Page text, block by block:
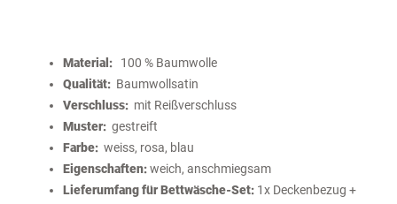
Material: 100 % Baumwolle
Qualität: Baumwollsatin
Verschluss: mit Reißverschluss
Muster: gestreift
Farbe: weiss, rosa, blau
Eigenschaften:weich, anschmiegsam
Lieferumfang für Bettwäsche-Set: 1x Deckenbezug +